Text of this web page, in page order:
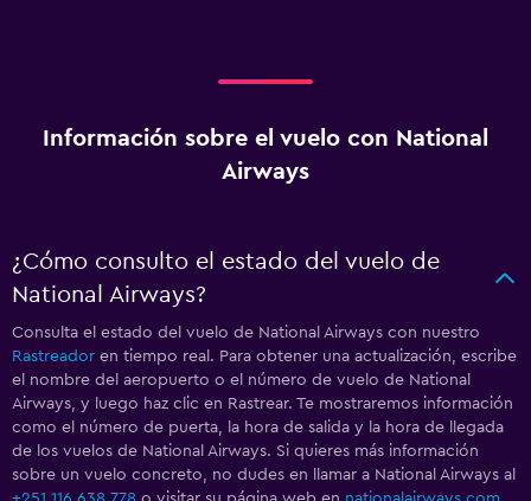
Información sobre el vuelo con National
Airways
¿Cómo consulto el estado del vuelo de
National Airways?
Consulta el estado del vuelo de National Airways con nuestro
Rastreador en tiempo real. Para obtener una actualización, escribe
el nombre del aeropuerto o el número de vuelo de National
Airways, y luego haz clic en Rastrear. Te mostraremos información
como el número de puerta, la hora de salida y la hora de llegada
de los vuelos de National Airways. Si quieres más información
sobre un vuelo concreto, no dudes en llamar a National Airways al